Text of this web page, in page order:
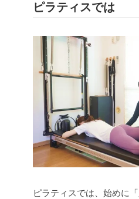
ピラティスでは
ピラティスでは、始めに